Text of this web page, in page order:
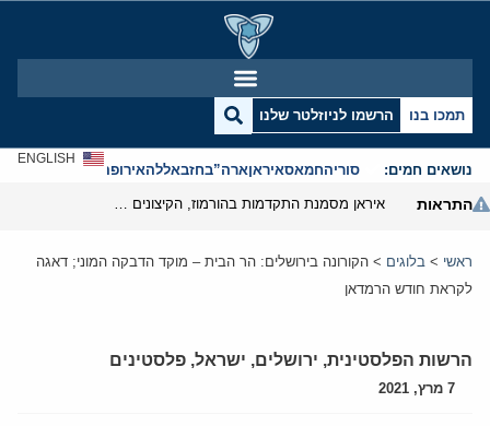
תמכו בנו הרשמו לניוזלטר שלנו
נושאים חמים: סוריהחמאסאיראןארה”בחזבאללהאירופהאנטישמיות
ENGLISH
התראות
ראשי > בלוגים > הקורונה בירושלים: הר הבית – מוקד הדבקה המוני; דאגה
לקראת חודש הרמדאן
הרשות הפלסטינית, ירושלים, ישראל, פלסטינים
7 מרץ, 2021